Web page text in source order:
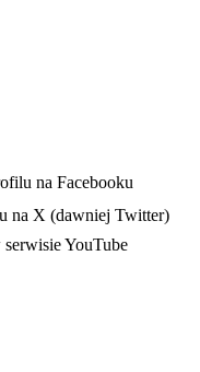
na Facebooku
na X (dawniej Twitter)
serwisie YouTube